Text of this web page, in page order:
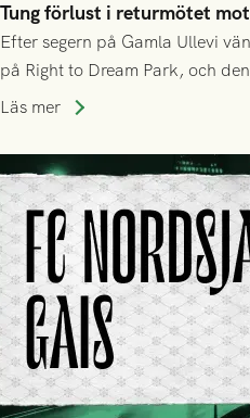
Tung förlust i returmötet
Efter segern på Gamla Ullevi
på Right to Dream Park, och
upphöra efter mindre än
tennissiffror och det grönsvarta
Läs mer